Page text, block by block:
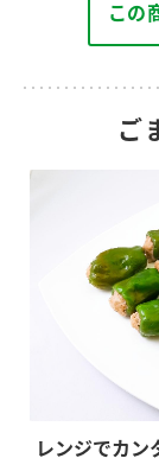
この
ご
レンジでカン